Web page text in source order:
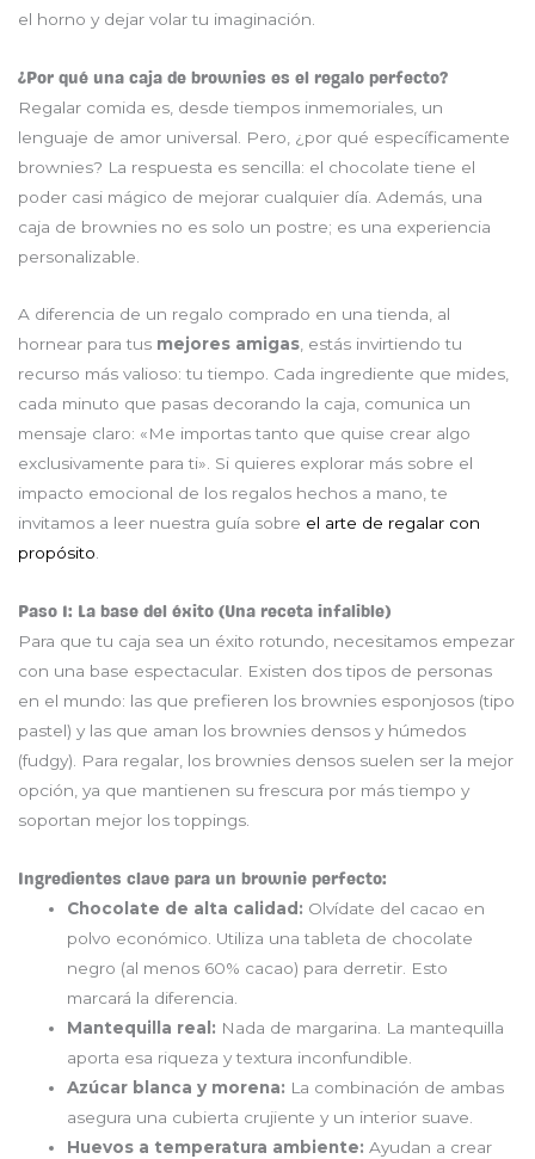
el horno y dejar volar tu imaginación.
¿Por qué una caja de brownies es el regalo perfecto?
Regalar comida es, desde tiempos inmemoriales, un
lenguaje de amor universal. Pero, ¿por qué específicamente
brownies? La respuesta es sencilla: el chocolate tiene el
poder casi mágico de mejorar cualquier día. Además, una
caja de brownies no es solo un postre; es una experiencia
personalizable.
A diferencia de un regalo comprado en una tienda, al
hornear para tus mejores amigas, estás invirtiendo tu
recurso más valioso: tu tiempo. Cada ingrediente que mides,
cada minuto que pasas decorando la caja, comunica un
mensaje claro: «Me importas tanto que quise crear algo
exclusivamente para ti». Si quieres explorar más sobre el
impacto emocional de los regalos hechos a mano, te
invitamos a leer nuestra guía sobre el arte de regalar con
propósito.
Paso 1: La base del éxito (Una receta infalible)
Para que tu caja sea un éxito rotundo, necesitamos empezar
con una base espectacular. Existen dos tipos de personas
en el mundo: las que prefieren los brownies esponjosos (tipo
pastel) y las que aman los brownies densos y húmedos
(fudgy). Para regalar, los brownies densos suelen ser la mejor
opción, ya que mantienen su frescura por más tiempo y
soportan mejor los toppings.
Ingredientes clave para un brownie perfecto:
Chocolate de alta calidad: Olvídate del cacao en
polvo económico. Utiliza una tableta de chocolate
negro (al menos 60% cacao) para derretir. Esto
marcará la diferencia.
Mantequilla real: Nada de margarina. La mantequilla
aporta esa riqueza y textura inconfundible.
Azúcar blanca y morena: La combinación de ambas
asegura una cubierta crujiente y un interior suave.
Huevos a temperatura ambiente: Ayudan a crear